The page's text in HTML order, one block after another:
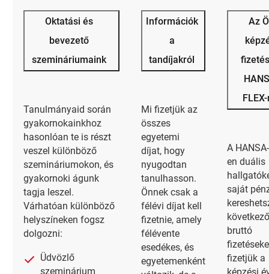
Oktatási és
bevezető
szemináriumaink
Tanulmányaid során
gyakornokainkhoz
hasonlóan te is részt
veszel különböző
szemináriumokon, és
gyakornoki águnk
tagja leszel.
Várhatóan különböző
helyszíneken fogsz
dolgozni:
Üdvözlő
szeminárium
Információk
a
tandíjakról
Mi fizetjük az
összes
egyetemi
díjat, hogy
nyugodtan
tanulhasson.
Önnek csak a
félévi díjat kell
fizetnie, amely
félévente
esedékes, és
egyetemenként
Az
A
en duális
saját
következő
bruttó
fizetjük a